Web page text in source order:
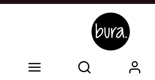
Otwórz wyszukiwarkę